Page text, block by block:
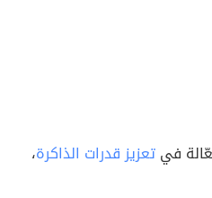
فيتعزيز قدرات الذاكرة،